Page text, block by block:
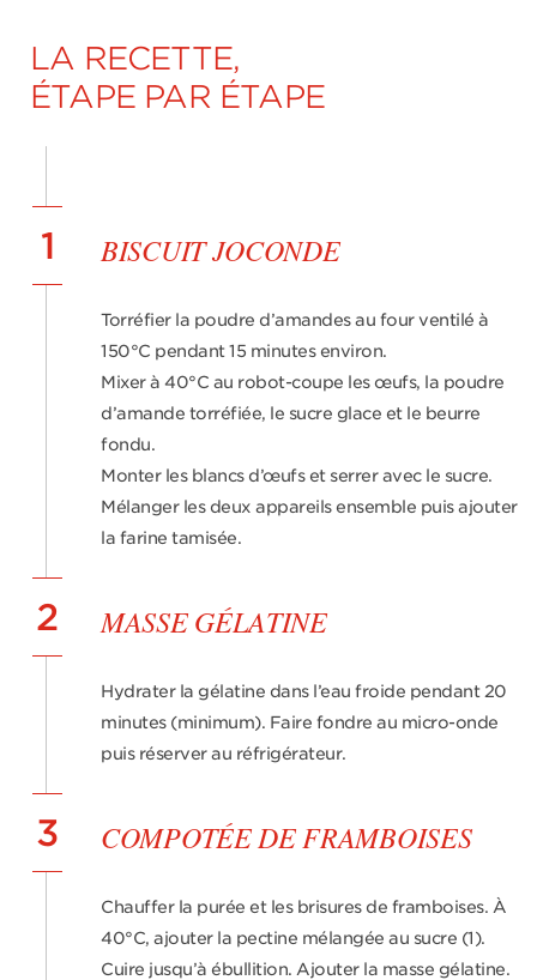
LA RECETTE,
ÉTAPE PAR ÉTAPE
1 BISCUIT JOCONDE
Torréfier la poudre d’amandes au four ventilé à
150°C pendant 15 minutes environ.
Mixer à 40°C au robot-coupe les œufs, la poudre
d’amande torréfiée, le sucre glace et le beurre
fondu.
Monter les blancs d’œufs et serrer avec le sucre.
Mélanger les deux appareils ensemble puis ajouter
la farine tamisée.
2 MASSE GÉLATINE
Hydrater la gélatine dans l’eau froide pendant 20
minutes (minimum). Faire fondre au micro-onde
puis réserver au réfrigérateur.
3 COMPOTÉE DE FRAMBOISES
Chauffer la purée et les brisures de framboises. À
40°C, ajouter la pectine mélangée au sucre (1).
Cuire jusqu’à ébullition. Ajouter la masse gélatine.